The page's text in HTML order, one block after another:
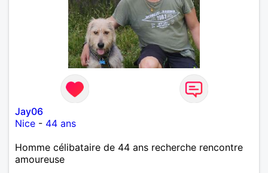
Jay06
Nice - 44 ans
Homme célibataire de 44 ans recherche rencontre
amoureuse